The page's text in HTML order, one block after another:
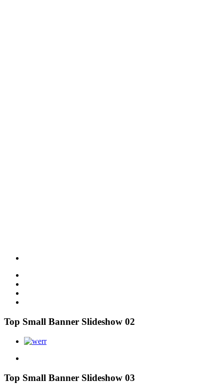
Top Small Banner Slideshow 02
Top Small Banner Slideshow 03